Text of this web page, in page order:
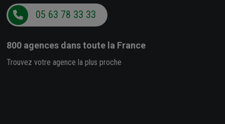
05 63 78 33 33
800 agences dans toute la France
Trouvez votre agence la plus proche